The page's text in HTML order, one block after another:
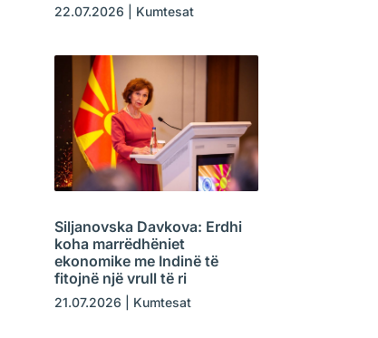
22.07.2026 Kumtesat
Siljanovska Davkova: Erdhi
koha marrëdhëniet
ekonomike me Indinë të
fitojnë një vrull të ri
21.07.2026 Kumtesat